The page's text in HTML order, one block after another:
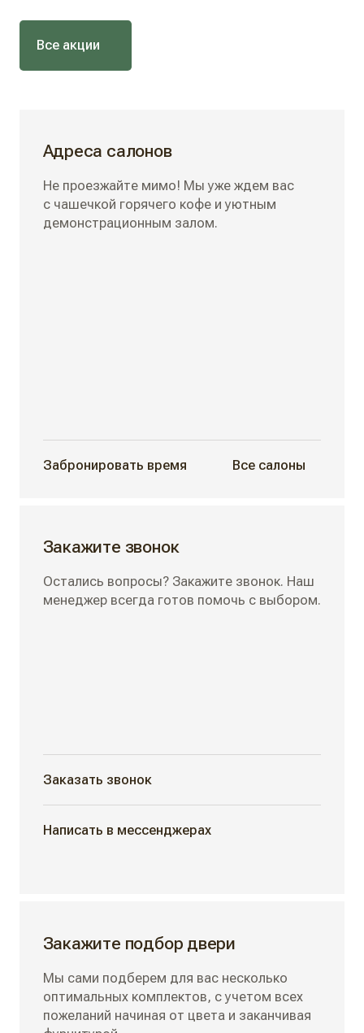
Все акции
Адреса салонов
Не проезжайте мимо! Мы уже ждем вас
с чашечкой горячего кофе и уютным
демонстрационным залом.
Забронировать время Все салоны
Закажите звонок
Остались вопросы? Закажите звонок. Наш
менеджер всегда готов помочь с выбором.
Заказать звонок
Написать в мессенджерах
Закажите подбор двери
Мы сами подберем для вас несколько
оптимальных комплектов, с учетом всех
пожеланий начиная от цвета и заканчивая